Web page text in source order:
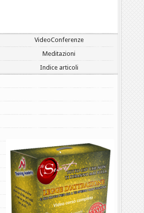
VideoConferenze
Meditazioni
Indice articoli
.